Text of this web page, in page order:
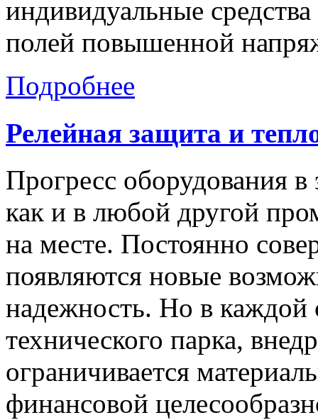
индивидуальные
полей повышенной
Подробнее
Релейная защита и
Прогресс оборудования в
как и в любой другой
на месте. Постоянно
появляются новые
надежность. Но в каждой
технического парка,
ограничивается
финансовой